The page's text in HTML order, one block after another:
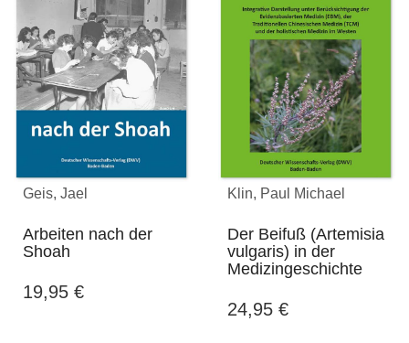
Geis, Jael
Arbeiten nach der
Shoah
19,95 €
Klin, Paul Michael
Der Beifuß (Artemisia
vulgaris) in der
Medizingeschichte
24,95 €